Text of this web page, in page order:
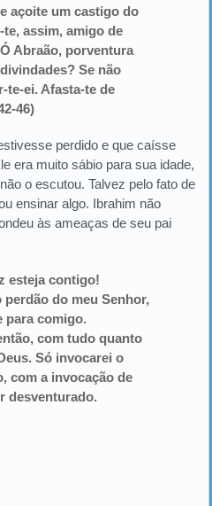
açoite um castigo do
assim, amigo de
Abraão, porventura
Se não
te-ei. Afasta-te de
46)
perdido e que caísse
era muito sábio para sua idade,
o escutou. Talvez pelo fato de
ensinar algo. Ibrahim não
às ameaças de seu pai
esteja contigo!
do meu Senhor,
para comigo.
com tudo quanto
Só invocarei o
com a invocação de
desventurado.